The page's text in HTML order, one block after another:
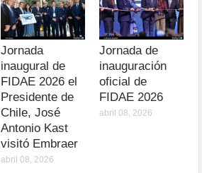
Jornada
inaugural de
FIDAE 2026 el
Presidente de
Chile, José
Antonio Kast
visitó Embraer
abril 08, 2026
Jornada de
inauguración
oficial de
FIDAE 2026
abril 08, 2026